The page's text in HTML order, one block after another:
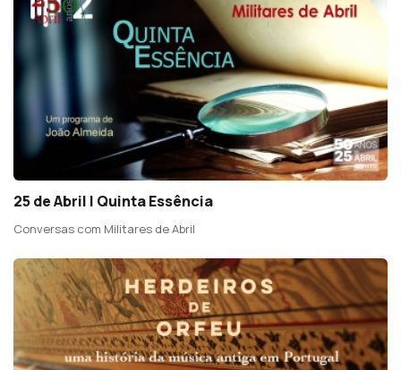
25 de Abril | Quinta Essência
Conversas com Militares de Abril